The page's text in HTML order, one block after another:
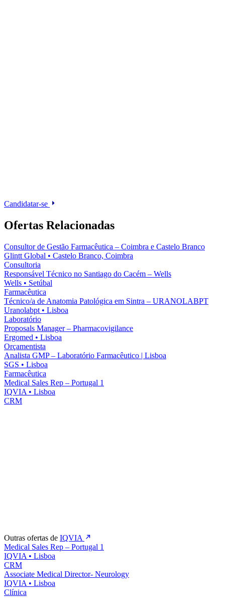
Candidatar-se
Ofertas Relacionadas
Consultor de Gestão Farmacêutica – Coimbra e Castelo Branco
Glintt Global • Castelo Branco, Coimbra
Consultoria
Responsável Técnico no Santiago do Cacém – Wells
Wells • Setúbal
Farmacêutica
Técnico/a de Anatomia Patológica em Sintra – URANOLABPT
Uranolabpt • Lisboa
Laboratório
Proposals Manager – Pharmacovigilance
Ergomed • Lisboa
Orçamentista
Analista GMP – Laboratório Farmacêutico | Lisboa
SGS • Lisboa
Farmacêutica
Medical Sales Rep – Portugal 1
IQVIA • Lisboa
CRM
Outras ofertas de IQVIA
Medical Sales Rep – Portugal 1
IQVIA • Lisboa
CRM
Associate Medical Director- Neurology
IQVIA • Lisboa
Clínica